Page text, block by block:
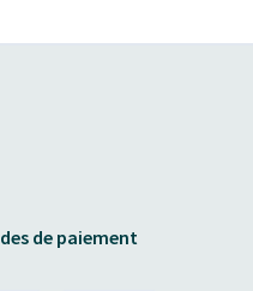
de paiement